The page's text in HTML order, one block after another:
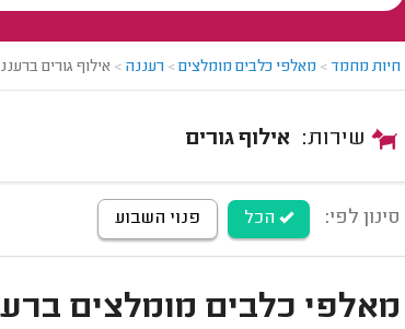
חיות מחמד > מאלפי כלבים מומלצים> רעננה > אילוף גורים
אילוף גורים
סינון לפי: הכל פנוי השבוע
מאלפי כלבים מומלצים